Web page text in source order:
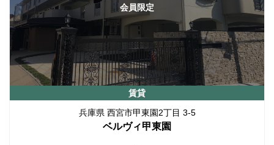
会員限定
賃貸
兵庫県 西宮市甲東園2丁目 3-5
ベルヴィ甲東園